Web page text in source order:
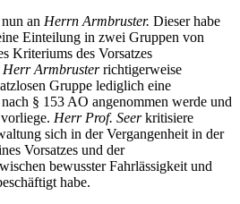
an Herrn Armbruster. Dieser habe
Einteilung in zwei Gruppen von
Kriteriums des Vorsatzes
Herr Armbrusterrichtigerweise
Gruppe lediglich eine
§ 153 AO angenommen werde und
Herr Prof. Seerkritisiere
sich in der Vergangenheit in der
Vorsatzes und der
bewusster Fahrlässigkeit und
habe.